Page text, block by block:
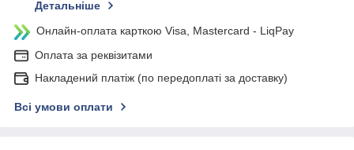
Детальніше
Онлайн-оплата карткою Visa, Mastercard - LiqPay
Оплата за реквізитами
Накладений платіж (по передоплаті за доставку)
Всі умови оплати